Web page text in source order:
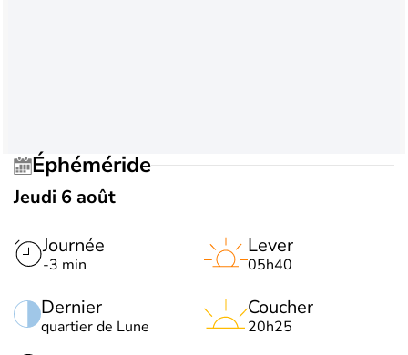
Éphéméride
Jeudi 6 août
Journée
-3 min
Dernier
quartier de Lune
Lever
05h40
Coucher
20h25